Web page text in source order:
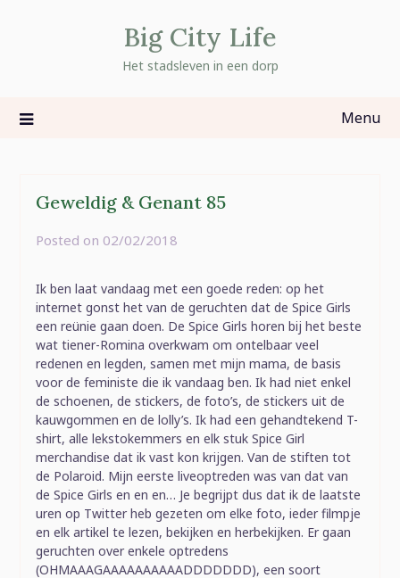
Big City Life
Het stadsleven in een dorp
Menu
Geweldig & Genant 85
Posted on 02/02/2018
Ik ben laat vandaag met een goede reden: op het
internet gonst het van de geruchten dat de Spice Girls
een reünie gaan doen. De Spice Girls horen bij het beste
wat tiener-Romina overkwam om ontelbaar veel
redenen en legden, samen met mijn mama, de basis
voor de feministe die ik vandaag ben. Ik had niet enkel
de schoenen, de stickers, de foto’s, de stickers uit de
kauwgommen en de lolly’s. Ik had een gehandtekend T-
shirt, alle lekstokemmers en elk stuk Spice Girl
merchandise dat ik vast kon krijgen. Van de stiften tot
de Polaroid. Mijn eerste liveoptreden was van dat van
de Spice Girls en en en… Je begrijpt dus dat ik de laatste
uren op Twitter heb gezeten om elke foto, ieder filmpje
en elk artikel te lezen, bekijken en herbekijken. Er gaan
geruchten over enkele optredens
(OHMAAAGAAAAAAAAAADDDDDDD), een soort